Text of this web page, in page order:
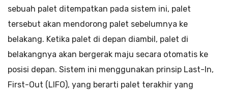
sebuah palet ditempatkan pada sistem ini, palet
tersebut akan mendorong palet sebelumnya ke
belakang. Ketika palet di depan diambil, palet di
belakangnya akan bergerak maju secara otomatis ke
posisi depan. Sistem ini menggunakan prinsip Last-In,
First-Out (LIFO), yang berarti palet terakhir yang